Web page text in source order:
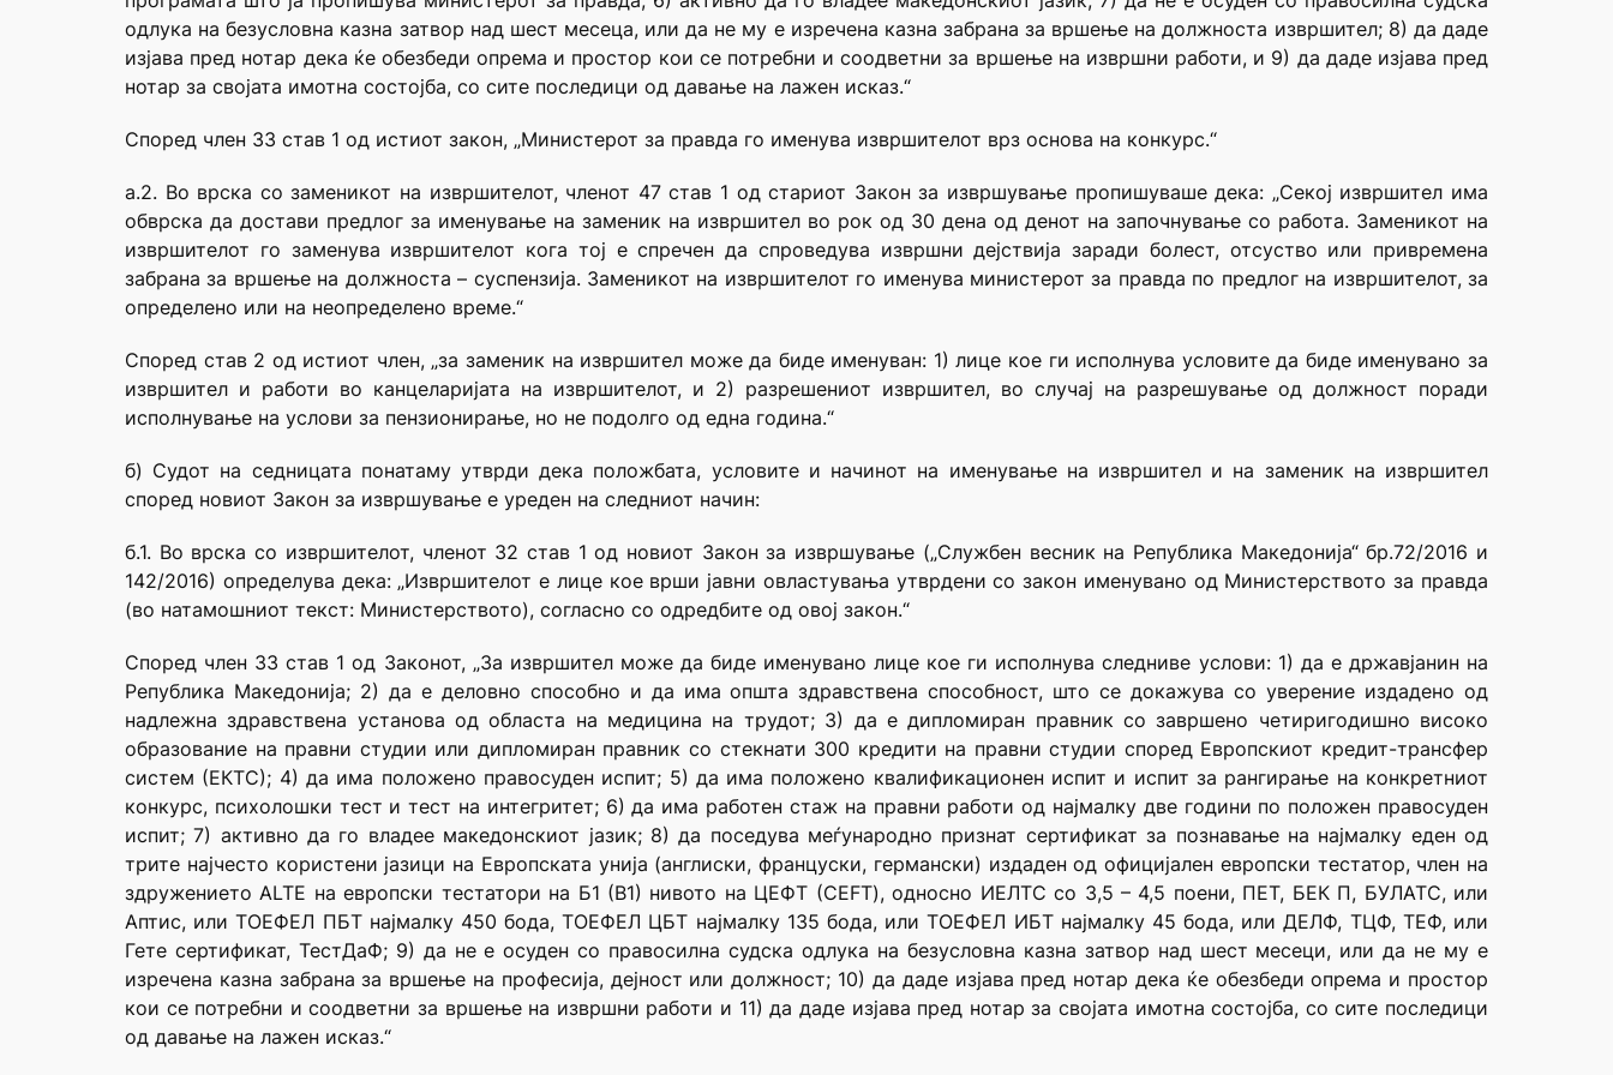
одлука на безусловна казна затвор над шест месеца, или да не му е изречена казна забрана за вршење на должноста извршител; 8) да даде
изјава пред нотар дека ќе обезбеди опрема и простор кои се потребни и соодветни за вршење на извршни работи, и 9) да даде изјава пред
нотар за својата имотна состојба, со сите последици од давање на лажен исказ.“
Според член 33 став 1 од истиот закон, „Министерот за правда го именува извршителот врз основа на конкурс.“
а.2. Во врска со заменикот на извршителот, членот 47 став 1 од стариот Закон за извршување пропишуваше дека: „Секој извршител има
обврска да достави предлог за именување на заменик на извршител во рок од 30 дена од денот на започнување со работа. Заменикот на
извршителот го заменува извршителот кога тој е спречен да спроведува извршни дејствија заради болест, отсуство или привремена
забрана за вршење на должноста – суспензија. Заменикот на извршителот го именува министерот за правда по предлог на извршителот, за
определено или на неопределено време.“
Според став 2 од истиот член, „за заменик на извршител може да биде именуван: 1) лице кое ги исполнува условите да биде именувано за
извршител и работи во канцеларијата на извршителот, и 2) разрешениот извршител, во случај на разрешување од должност поради
исполнување на услови за пензионирање, но не подолго од една година.“
б) Судот на седницата понатаму утврди дека положбата, условите и начинот на именување на извршител и на заменик на извршител
според новиот Закон за извршување е уреден на следниот начин:
б.1. Во врска со извршителот, членот 32 став 1 од новиот Закон за извршување („Службен весник на Република Македонија“ бр.72/2016 и
142/2016) определува дека: „Извршителот е лице кое врши јавни овластувања утврдени со закон именувано од Министерството за правда
(во натамошниот текст: Министерството), согласно со одредбите од овој закон.“
Според член 33 став 1 од Законот, „За извршител може да биде именувано лице кое ги исполнува следниве услови: 1) да е државјанин на
Република Македонија; 2) да е деловно способно и да има општа здравствена способност, што се докажува со уверение издадено од
надлежна здравствена установа од областа на медицина на трудот; 3) да е дипломиран правник со завршено четиригодишно високо
образование на правни студии или дипломиран правник со стекнати 300 кредити на правни студии според Европскиот кредит-трансфер
систем (ЕКТС); 4) да има положено правосуден испит; 5) да има положено квалификационен испит и испит за рангирање на конкретниот
конкурс, психолошки тест и тест на интегритет; 6) да има работен стаж на правни работи од најмалку две години по положен правосуден
испит; 7) активно да го владее македонскиот јазик; 8) да поседува меѓународно признат сертификат за познавање на најмалку еден од
трите најчесто користени јазици на Европската унија (англиски, француски, германски) издаден од официјален европски тестатор, член на
здружението ALTE на европски тестатори на Б1 (В1) нивото на ЦЕФТ (CEFT), односно ИЕЛТС со 3,5 – 4,5 поени, ПЕТ, БЕК П, БУЛАТС, или
Аптис, или ТОЕФЕЛ ПБТ најмалку 450 бода, ТОЕФЕЛ ЦБТ најмалку 135 бода, или ТОЕФЕЛ ИБТ најмалку 45 бода, или ДЕЛФ, ТЦФ, ТЕФ, или
Гете сертификат, ТестДаФ; 9) да не е осуден со правосилна судска одлука на безусловна казна затвор над шест месеци, или да не му е
изречена казна забрана за вршење на професија, дејност или должност; 10) да даде изјава пред нотар дека ќе обезбеди опрема и простор
кои се потребни и соодветни за вршење на извршни работи и 11) да даде изјава пред нотар за својата имотна состојба, со сите последици
од давање на лажен исказ.“